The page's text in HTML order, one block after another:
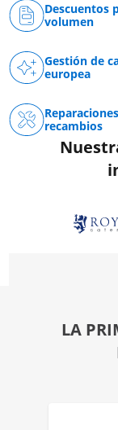
Descuentos
volumen
Gestión de
europea
recambios
LA